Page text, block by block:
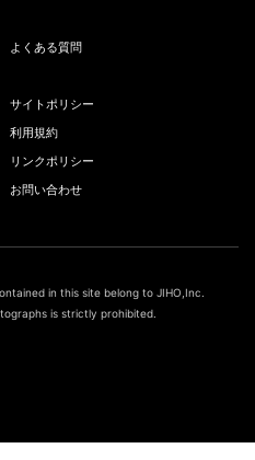
よくある質問
サイトポリシー
利用規約
リンクポリシー
お問い合わせ
in this site belong to JIHO,Inc.
is strictly prohibited.